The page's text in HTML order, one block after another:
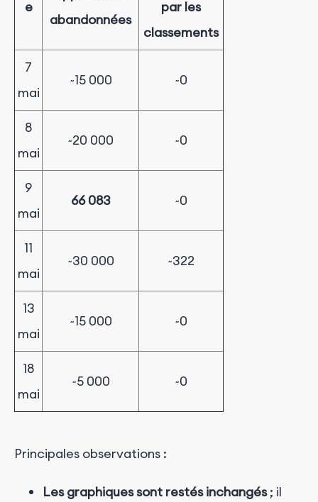
e
abandonnées
par les
classements
7
mai
~15 000 ~0
8
mai
~20 000 ~0
9
mai
66 083 ~0
11
mai
~30 000 ~322
13
mai
~15 000 ~0
18
mai
~5 000 ~0
Principales observations :
Les graphiques sont restés inchangés; il